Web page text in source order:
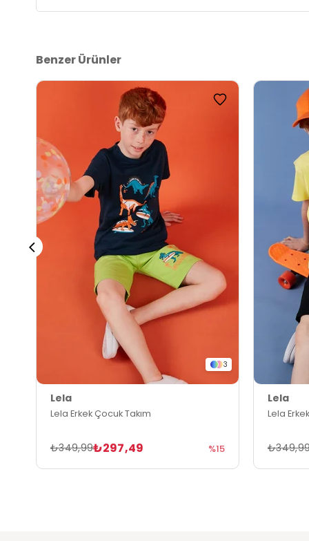
Benzer Ürünler
3
Lela
Lela Erkek Çocuk Takım
₺297,49
₺349,99 %15
Lela
Lela